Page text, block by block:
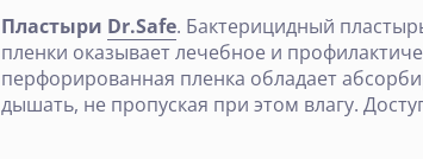
Пластыри Dr.Safe. Бактерицидный
пленки оказывает лечебное и
перфорированная пленка обладает
дышать, не пропуская при этом влагу.